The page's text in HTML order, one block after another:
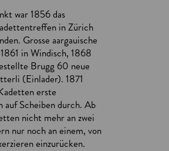
war 1856 das
in Zürich
Grosse aargauische
in Windisch, 1868
Brugg 60 neue
(Einlader). 1871
erste
auf Scheiben durch. Ab
nicht mehr an zwei
nur noch an einem, von
einzurücken.